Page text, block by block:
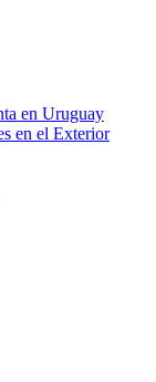
en Uruguay
en el Exterior